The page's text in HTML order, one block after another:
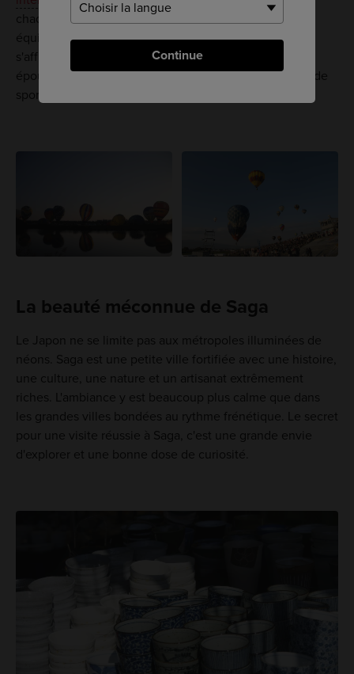
Continue
chaque année le long du fleuve Kasegawa. Plusieurs
équipes viennent des quatre coins du monde pour
s'affronter lors de ce spectacle de montgolfières
époustouflant. C'est l'un des plus grands événements de
sport aérien en Asie.
La beauté méconnue de Saga
Le Japon ne se limite pas aux métropoles illuminées de
néons. Saga est une petite ville fortifiée avec une histoire,
une culture, une nature et un artisanat extrêmement
riches. L'ambiance y est beaucoup plus calme que dans
les grandes villes bondées au rythme frénétique. Le secret
pour une visite réussie à Saga, c'est une grande envie
d'explorer et une bonne dose de curiosité.